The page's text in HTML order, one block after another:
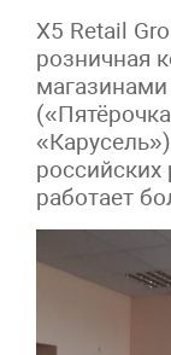
X5 Retail
розничная
магазинами
российских
работает